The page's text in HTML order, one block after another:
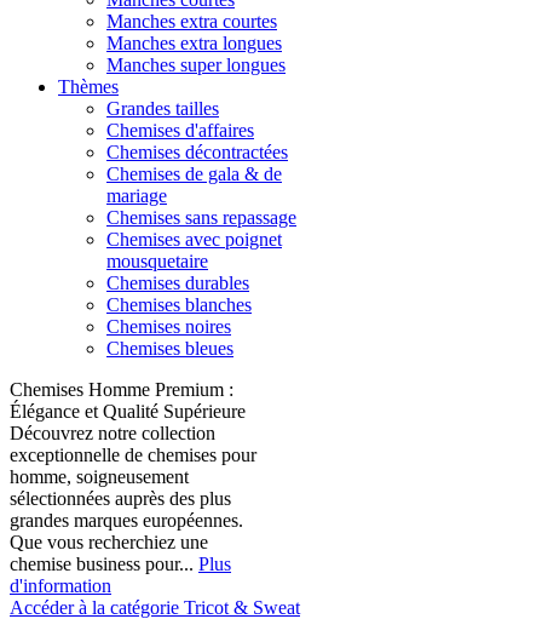
Manches extra courtes
Manches extra longues
Manches super longues
Thèmes
Grandes tailles
Chemises d'affaires
Chemises décontractées
Chemises de gala & de
mariage
Chemises sans repassage
Chemises avec poignet
mousquetaire
Chemises durables
Chemises blanches
Chemises noires
Chemises bleues
Chemises Homme Premium :
Élégance et Qualité Supérieure
Découvrez notre collection
exceptionnelle de chemises pour
homme, soigneusement
sélectionnées auprès des plus
grandes marques européennes.
Que vous recherchiez une
chemise business pour... Plus
d'information
Accéder à la catégorie Tricot & Sweat